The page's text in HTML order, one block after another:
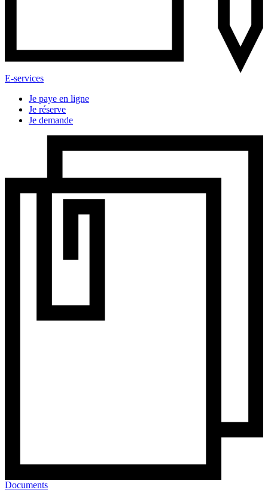
E-services
Je paye en ligne
Je réserve
Je demande
Documents